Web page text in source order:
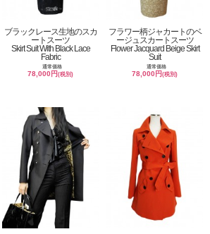
ブラックレース生地のスカ
ートスーツ
Skirt Suit With Black Lace
Fabric
通常価格
78,000円(税別)
フラワー柄ジャカートのベ
ージュスカートスーツ
Flower Jacquard Beige Skirt
Suit
通常価格
78,000円(税別)